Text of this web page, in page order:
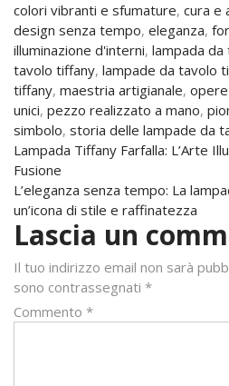
colori vibranti e sfumature, cura e
design senza tempo, eleganza,
illuminazione d'interni, lampada
tavolo tiffany, lampade da tavolo
tiffany, maestria artigianale,
unici, pezzo realizzato a mano,
simbolo, storia delle lampade da
Navigazione
articoli
Lampada Tiffany Farfalla: L’Arte
Fusione
L’eleganza senza tempo: La
un’icona di stile e raffinatezza
Lascia un
Il tuo indirizzo email non sarà
sono contrassegnati *
Commento *